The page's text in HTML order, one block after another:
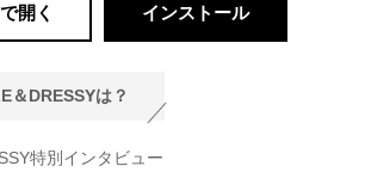
開く インストール
＆DRESSYは？
特別インタビュー